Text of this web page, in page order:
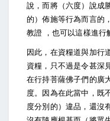
說，而將（六度）說成
的）佈施等行為而言的
教證 ，也可以這樣進行
因此，在資糧道與加行
資糧，只不過是令甚深
在行持菩薩佛子們的廣
度。因為在此當中，既
度分別的）違品，還沒